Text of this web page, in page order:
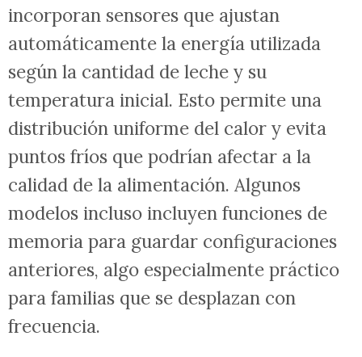
incorporan sensores que ajustan
automáticamente la energía utilizada
según la cantidad de leche y su
temperatura inicial. Esto permite una
distribución uniforme del calor y evita
puntos fríos que podrían afectar a la
calidad de la alimentación. Algunos
modelos incluso incluyen funciones de
memoria para guardar configuraciones
anteriores, algo especialmente práctico
para familias que se desplazan con
frecuencia.